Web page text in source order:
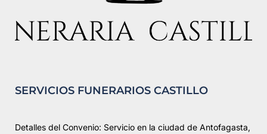
SERVICIOS FUNERARIOS CASTILLO
Detalles del Convenio: Servicio en la ciudad de Antofagasta,